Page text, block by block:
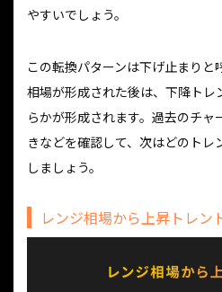
やすいでしょう。
この転換パターンは下げ止まりと
相場が形成された後は、下降トレ
らかが形成されます。過去のチャ
きなどを確認して、次はどのト
しましょう。
レンジ相場から上昇トレン